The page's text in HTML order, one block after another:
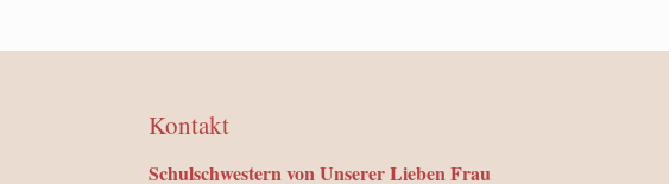
Kontakt
Schulschwestern von Unserer Lieben Frau